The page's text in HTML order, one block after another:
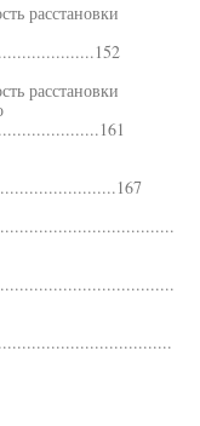
расстановки
расстановки